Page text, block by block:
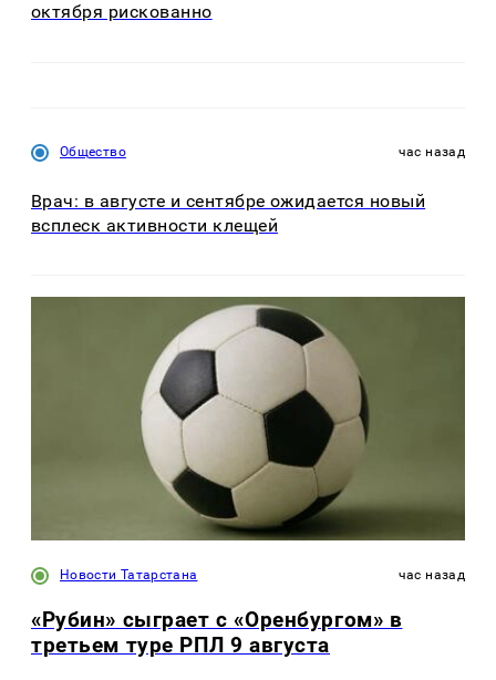
октября рискованно
Общество час назад
Врач: в августе и сентябре ожидается новый
всплеск активности клещей
Новости Татарстана час назад
«Рубин» сыграет с «Оренбургом» в
третьем туре РПЛ 9 августа